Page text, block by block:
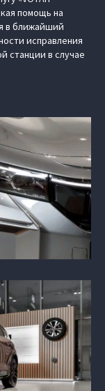
помощь на
в ближайший
исправления
станции в случае